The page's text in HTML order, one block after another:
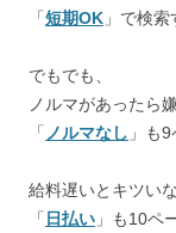
「短期OK 」で検
でもでも、
ノルマがあったら
「 ノルマなし 」も
給料遅いとキツい
「 日払い 」も10ペ